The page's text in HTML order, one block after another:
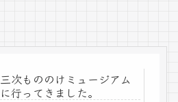
三次もののけミュージアム
に行ってきました。